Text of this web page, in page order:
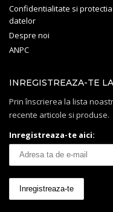
Confidentialitate si protectia
datelor
Despre noi
ANPC
INREGISTREAZA-TE
Prin înscrierea la lista
recente articole si produse.
Inregistreaza-te aici: